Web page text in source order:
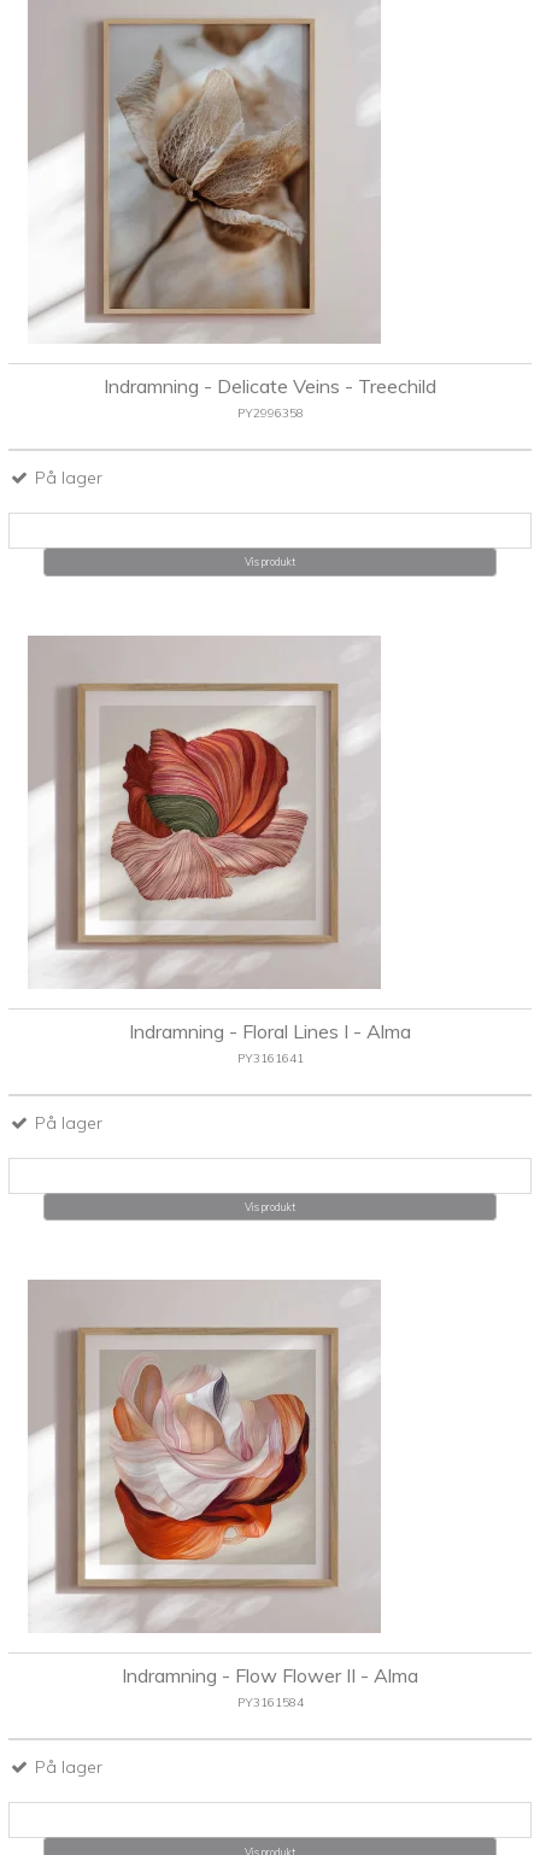
Indramning - Delicate Veins - Treechild
PY2996358
På lager
Vis produkt
Indramning - Floral Lines I - Alma
PY3161641
På lager
Vis produkt
Indramning - Flow Flower II - Alma
PY3161584
På lager
Vis produkt